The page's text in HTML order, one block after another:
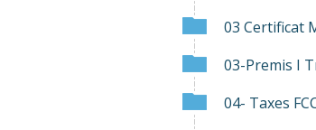
03 Certificat
03-Premis I
04- Taxes